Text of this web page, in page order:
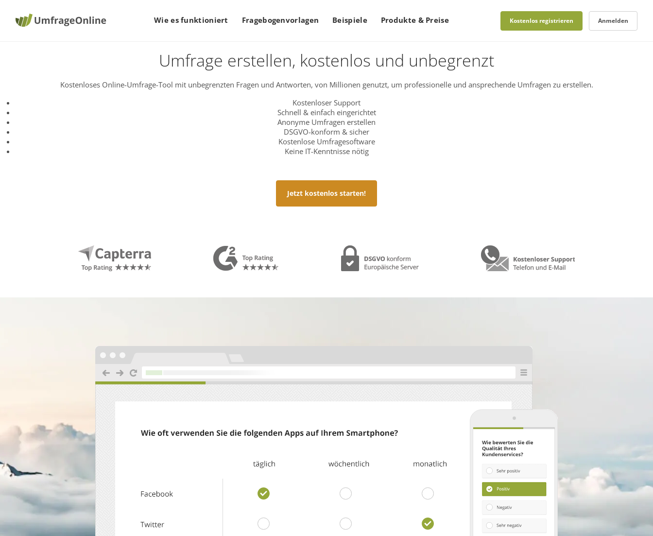
Wie es funktioniert Fragebogenvorlagen Beispiele Produkte & Preise Kostenlos registrieren Anmelden
Umfrage erstellen, kostenlos und unbegrenzt
Kostenloses Online-Umfrage-Tool mit unbegrenzten Fragen und Antworten, von Millionen genutzt, um professionelle und ansprechende Umfragen zu erstellen.
Kostenloser Support
Schnell & einfach eingerichtet
Anonyme Umfragen erstellen
DSGVO-konform & sicher
Kostenlose Umfragesoftware
Keine IT-Kenntnisse nötig
Jetzt kostenlos starten!